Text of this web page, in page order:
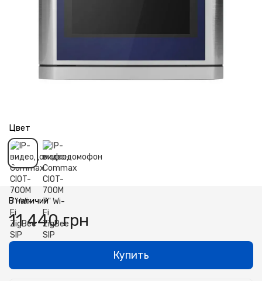
Цвет
В наличии
11 440 грн
Купить